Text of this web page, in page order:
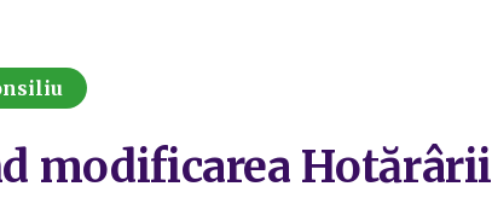
modificarea Hotărârii